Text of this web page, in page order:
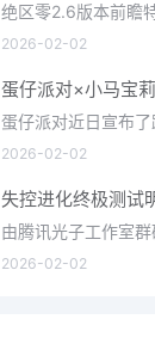
2026-02-02
2026-02-02
2026-02-02